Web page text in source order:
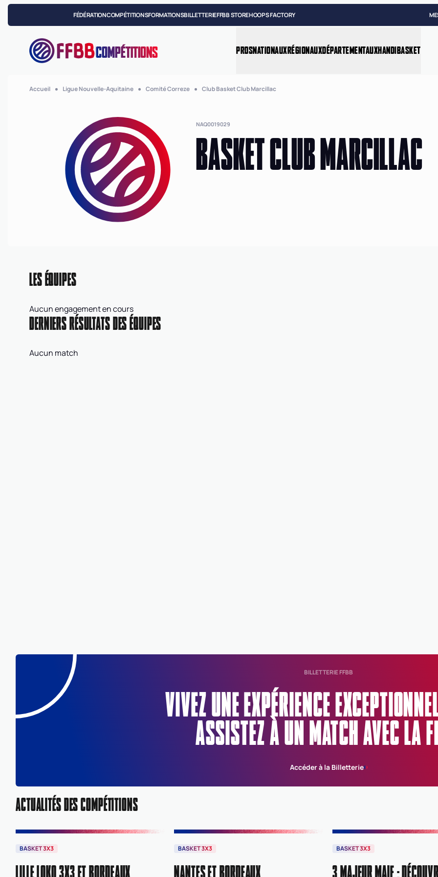
FÉDÉRATIONCOMPÉTITIONSFORMATIONSBILLETTERIEFFBB STOREHOOPS FACTORY
COMPÉTITIONS PROSNATIONAUXRÉGIONAUXDÉPARTEMENTAUXHANDIBASKET
Accueil Ligue Nouvelle-Aquitaine Comité Correze Club Basket Club Marcillac
NAQ0019029
BASKET CLUB MARCILLAC
LES ÉQUIPES
Aucun engagement en cours
DERNIERS RÉSULTATS DES ÉQUIPES
Aucun match
BILLETTERIE FFBB
VIVEZ UNE EXPÉRIENCE
ASSISTEZ À UN MATCH AVEC LA
Accéder à la Billetterie
ACTUALITÉS DES COMPÉTITIONS
BASKET 3X3
LILLE LOKO 3X3 ET BORDEAUX
BASKET 3X3
NANTES ET BORDEAUX
BASKET 3X3
3 MAJEUR MAIF :